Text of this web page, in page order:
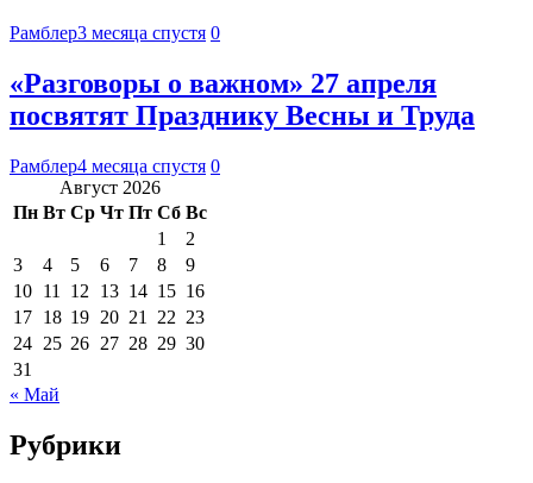
Рамблер3 месяца спустя 0
«Разговоры о важном» 27 апреля
посвятят Празднику Весны и Труда
Рамблер4 месяца спустя 0
Август 2026
Пн Вт Ср Чт Пт Сб Вс
1
2
3
4 5 6 7 8
9
10 11 12 13 14 15 16
17 18 19 20 21 22 23
24 25 26 27 28 29 30
31
« Май
Рубрики